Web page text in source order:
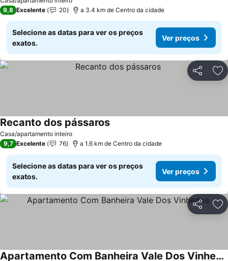
9,8 Excelente 20 a 3.4 km de Centro da cidade
Selecione as datas para ver os preços
exatos.
Ver preços
Partilhar
Casa/apartamento inteiro
Recanto dos pássaros
9,7 Excelente 76 a 1.6 km de Centro da cidade
Selecione as datas para ver os preços
exatos.
Ver preços
Partilhar
Apartamento Com Banheira Vale Dos Vinhedos